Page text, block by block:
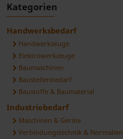
Kategorien
Handwerksbedarf
Handwerkzeuge
Elektrowerkzeuge
Baumaschinen
Baustellenbedarf
Baustoffe & Baumaterial
Industriebedarf
Maschinen & Geräte
Verbindungstechnik & Normalien